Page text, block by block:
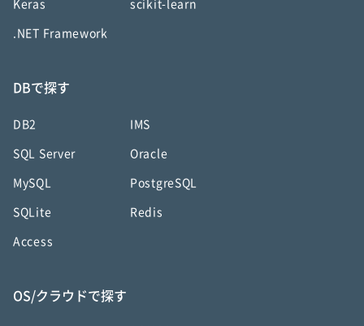
Keras scikit-learn
.NET Framework
DBで探す
DB2 IMS
SQL Server Oracle
MySQL PostgreSQL
SQLite Redis
Access
OS/クラウドで探す